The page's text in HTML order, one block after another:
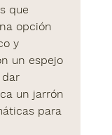
que
opción
y
un espejo
un jarrón
para